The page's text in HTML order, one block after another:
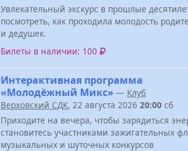
Увлекательный экскурс в прошлые
посмотреть, как проходила молодость
и дедушек.
Билеты в наличии: 100
Интерактивная программа
«Молодёжный Микс» — Клуб
Верховский СДК, 22 августа 2026 20:00 сб
Приходите на вечера, чтобы зарядиться
становитесь участниками зажигательных
музыкальных и шуточных конкурсов